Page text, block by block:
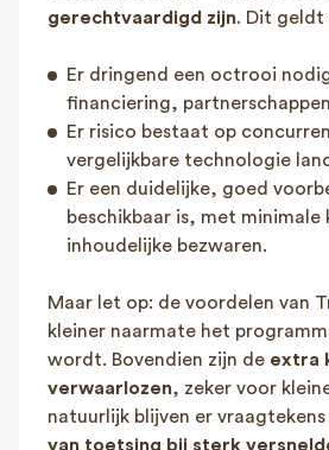
gerechtvaardigd zijn. Dit geldt
Er dringend een octrooi
financiering,
Er risico bestaat op
vergelijkbare technologie
Er een duidelijke, goed
beschikbaar is, met minimale
inhoudelijke bezwaren.
Maar let op: de voordelen van
kleiner naarmate het
wordt. Bovendien zijn de extra
verwaarlozen, zeker voor
natuurlijk blijven er
van toetsing bij sterk